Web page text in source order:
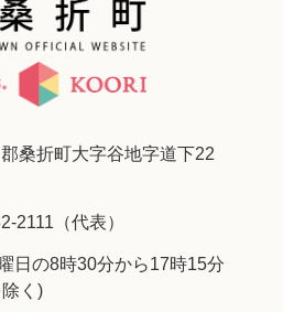
桑折町大字谷地字道下22
2111（代表）
日の8時30分から17時15分
く)